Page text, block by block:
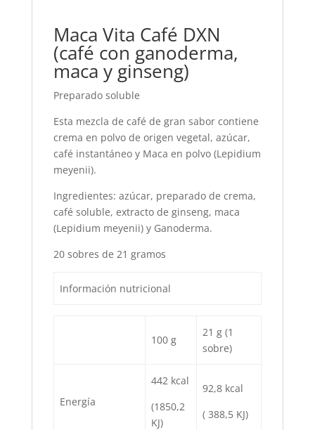
Maca Vita Café DXN
(café con ganoderma,
maca y ginseng)
Preparado soluble
Esta mezcla de café de gran sabor contiene
crema en polvo de origen vegetal, azúcar,
café instantáneo y Maca en polvo (Lepidium
meyenii).
Ingredientes: azúcar, preparado de crema,
café soluble, extracto de ginseng, maca
(Lepidium meyenii) y Ganoderma.
20 sobres de 21 gramos
Información nutricional
100 g
21 g (1
sobre)
Energía
442 kcal
(1850,2
KJ)
92,8 kcal
( 388,5 KJ)